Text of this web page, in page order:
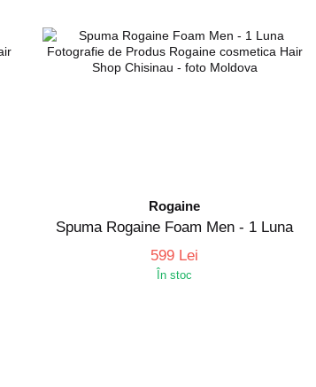
Rogaine
Spuma Rogaine Foam Men - 1 Luna
599 Lei
În stoc